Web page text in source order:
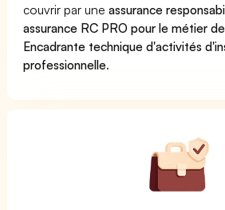
couvrir par uneassurance
assurance RC PRO pour le métier
Encadrante technique d'activités
professionnelle.